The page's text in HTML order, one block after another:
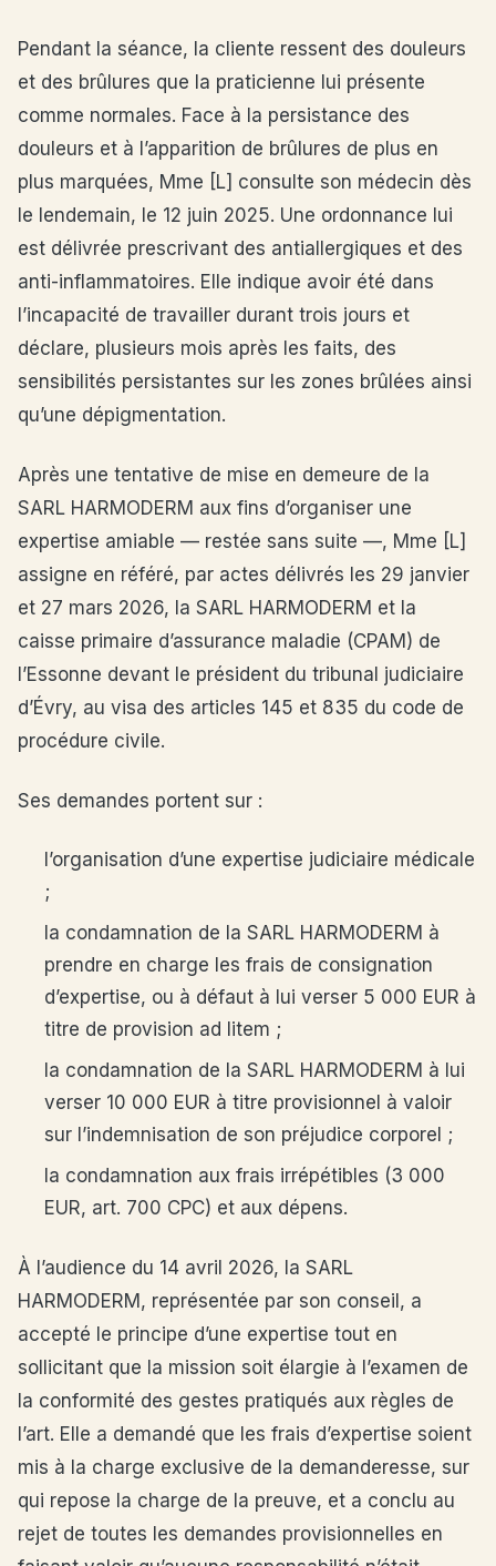
Pendant la séance, la cliente ressent des douleurs
et des brûlures que la praticienne lui présente
comme normales. Face à la persistance des
douleurs et à l’apparition de brûlures de plus en
plus marquées, Mme [L] consulte son médecin dès
le lendemain, le 12 juin 2025. Une ordonnance lui
est délivrée prescrivant des antiallergiques et des
anti-inflammatoires. Elle indique avoir été dans
l’incapacité de travailler durant trois jours et
déclare, plusieurs mois après les faits, des
sensibilités persistantes sur les zones brûlées ainsi
qu’une dépigmentation.
Après une tentative de mise en demeure de la
SARL HARMODERM aux fins d’organiser une
expertise amiable — restée sans suite —, Mme [L]
assigne en référé, par actes délivrés les 29 janvier
et 27 mars 2026, la SARL HARMODERM et la
caisse primaire d’assurance maladie (CPAM) de
l’Essonne devant le président du tribunal judiciaire
d’Évry, au visa des articles 145 et 835 du code de
procédure civile.
Ses demandes portent sur :
l’organisation d’une expertise judiciaire médicale
;
la condamnation de la SARL HARMODERM à
prendre en charge les frais de consignation
d’expertise, ou à défaut à lui verser 5 000 EUR à
titre de provision ad litem ;
la condamnation de la SARL HARMODERM à lui
verser 10 000 EUR à titre provisionnel à valoir
sur l’indemnisation de son préjudice corporel ;
la condamnation aux frais irrépétibles (3 000
EUR, art. 700 CPC) et aux dépens.
À l’audience du 14 avril 2026, la SARL
HARMODERM, représentée par son conseil, a
accepté le principe d’une expertise tout en
sollicitant que la mission soit élargie à l’examen de
la conformité des gestes pratiqués aux règles de
l’art. Elle a demandé que les frais d’expertise soient
mis à la charge exclusive de la demanderesse, sur
qui repose la charge de la preuve, et a conclu au
rejet de toutes les demandes provisionnelles en